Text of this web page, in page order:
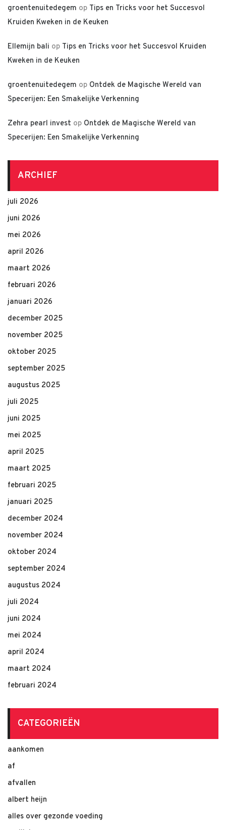
groentenuitedegem op Tips en Tricks voor het Succesvol
Kruiden Kweken in de Keuken
Ellemijn bali op Tips en Tricks voor het Succesvol Kruiden
Kweken in de Keuken
groentenuitedegem op Ontdek de Magische Wereld van
Specerijen: Een Smakelijke Verkenning
Zehra pearl invest op Ontdek de Magische Wereld van
Specerijen: Een Smakelijke Verkenning
ARCHIEF
juli 2026
juni 2026
mei 2026
april 2026
maart 2026
februari 2026
januari 2026
december 2025
november 2025
oktober 2025
september 2025
augustus 2025
juli 2025
juni 2025
mei 2025
april 2025
maart 2025
februari 2025
januari 2025
december 2024
november 2024
oktober 2024
september 2024
augustus 2024
juli 2024
juni 2024
mei 2024
april 2024
maart 2024
februari 2024
CATEGORIEËN
aankomen
af
afvallen
albert heijn
alles over gezonde voeding